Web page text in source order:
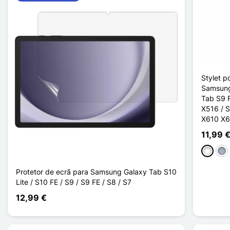
Protetor de ecrã para Samsung Galaxy Tab S10
Lite / S10 FE / S9 / S9 FE / S8 / S7
12,99 €
Stylet
Tab S9
X516 /
X610
11,99 €
Branco